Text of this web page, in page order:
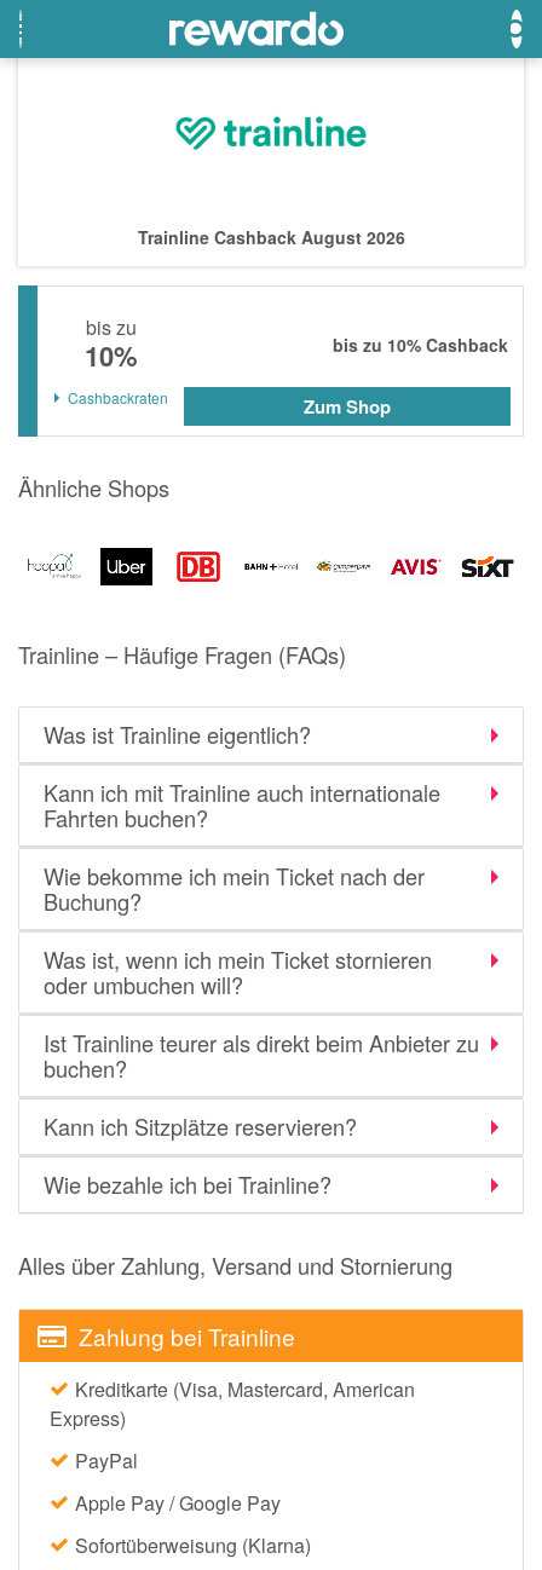
Lieferando
LASCANA
eBay
DOUGLAS Parfümerie
adidas
Notino
Parfumdreams
OTTO Office
HappyKeks
Pets Deli
SNIPES
Click & Boat
Lidl
BOGNER
XXXLutz
BADER
momox
GALERIA
vidaXL
CHECK24
LiveFresh
tink
heine
Alle Shops anzeigen
Top Gutscheine
Exklusive Gutscheine
Top Angebote
Exklusive Angebote
Trainline Cashback August 2026
bis zu
10% bis zu 10% Cashback
Cashbackraten Zum Shop
Ähnliche Shops
Trainline – Häufige Fragen (FAQs)
Was ist Trainline eigentlich?
Kann ich mit Trainline auch internationale
Fahrten buchen?
Wie bekomme ich mein Ticket nach der
Buchung?
Was ist, wenn ich mein Ticket stornieren
oder umbuchen will?
Ist Trainline teurer als direkt beim Anbieter zu
buchen?
Kann ich Sitzplätze reservieren?
Wie bezahle ich bei Trainline?
Alles über Zahlung, Versand und Stornierung
Zahlung bei Trainline
Kreditkarte (Visa, Mastercard, American
Express)
PayPal
Apple Pay / Google Pay
Sofortüberweisung (Klarna)